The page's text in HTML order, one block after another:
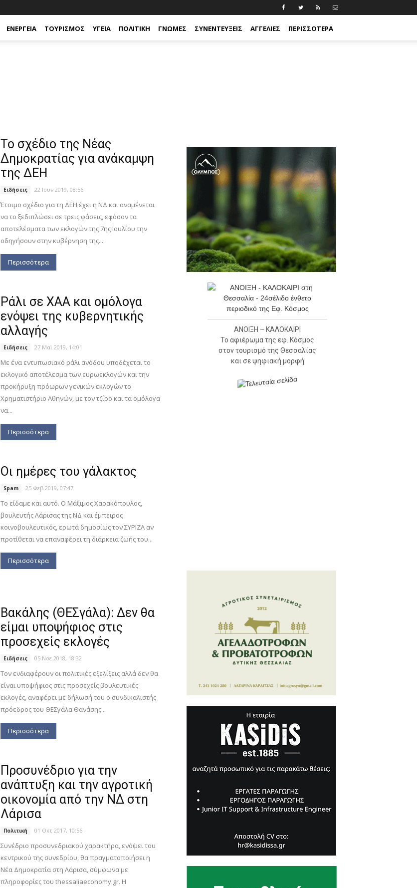
ΕΝΈΡΓΕΙΑ ΤΟΥΡΙΣΜΌΣ ΥΓΕΊΑ ΠΟΛΙΤΙΚΉ ΓΝΏΜΕΣ ΣΥΝΕΝΤΕΎΞΕΙΣ ΑΓΓΕΛΊΕΣ ΠΕΡΙΣΣΟΤΕΡΑ
Το σχέδιο της Νέας
Δημοκρατίας για ανάκαμψη
της ΔΕΗ
Ειδήσεις 22 Ιουν 2019, 08:56
Έτοιμο σχέδιο για τη ΔΕΗ έχει η ΝΔ και αναμένεται
να το ξεδιπλώσει σε τρεις φάσεις, εφόσον τα
αποτελέσματα των εκλογών της 7ης Ιουλίου την
οδηγήσουν στην κυβέρνηση της...
Περισσότερα
Ράλι σε ΧΑΑ και ομόλογα
ενόψει της κυβερνητικής
αλλαγής
Ειδήσεις 27 Μαϊ 2019, 14:01
Με ένα εντυπωσιακό ράλι ανόδου υποδέχεται το
εκλογικό αποτέλεσμα των ευρωεκλογών και την
προκήρυξη πρόωρων γενικών εκλογών το
Χρηματιστήριο Αθηνών, με τον τζίρο και τα ομόλογα
να...
Περισσότερα
Οι ημέρες του γάλακτος
Spam 25 Φεβ 2019, 07:47
Το είδαμε και αυτό. Ο Μάξιμος Χαρακόπουλος,
βουλευτής Λάρισας της ΝΔ και έμπειρος
κοινοβουλευτικός, ερωτά δημοσίως τον ΣΥΡΙΖΑ αν
προτίθεται να επαναφέρει τη διάρκεια ζωής του...
Περισσότερα
Βακάλης (ΘΕΣγάλα): Δεν θα
είμαι υποψήφιος στις
προσεχείς εκλογές
Ειδήσεις 05 Νοε 2018, 18:32
Τον ενδιαφέρουν οι πολιτικές εξελίξεις αλλά δεν θα
είναι υποψήφιος στις προσεχείς βουλευτικές
εκλογές, αναφέρει με δήλωσή του ο συνδικαλιστής
πρόεδρος του ΘΕΣγάλα Θανάσης...
Περισσότερα
Προσυνέδριο για την
ανάπτυξη και την αγροτική
οικονομία από την ΝΔ στη
Λάρισα
Πολιτική 01 Οκτ 2017, 10:56
Συνέδριο προσυνεδριακού χαρακτήρα, ενόψει του
κεντρικού της συνεδρίου, θα πραγματοποιήσει η
Νέα Δημοκρατία στη Λάρισα, σύμφωνα με
πληροφορίες του thessaliaeconomy.gr. H
ΑΝΟΙΞΗ – ΚΑΛΟΚΑΙΡΙ
Το αφιέρωμα της εφ. Κόσμος
στον τουρισμό της Θεσσαλίας
και σε ψηφιακή μορφή